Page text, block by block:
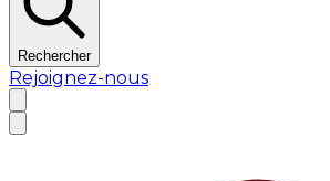
Rechercher
Rejoignez-nous